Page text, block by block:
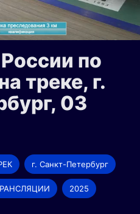
по
треке, г.
03
г. Санкт-Петербург
2025